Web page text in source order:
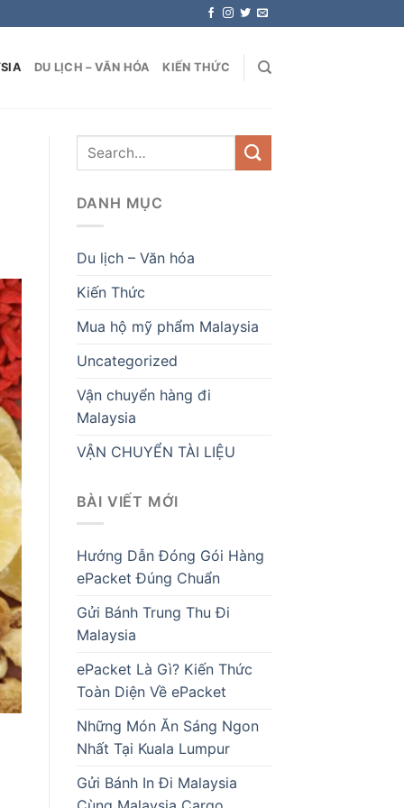
DU LỊCH – VĂN HÓA KIẾN THỨC
DANH MỤC
Du lịch – Văn hóa
Kiến Thức
Mua hộ mỹ phẩm Malaysia
Uncategorized
Vận chuyển hàng đi
Malaysia
VẬN CHUYỂN TÀI LIỆU
BÀI VIẾT MỚI
Hướng Dẫn Đóng Gói Hàng
ePacket Đúng Chuẩn
Gửi Bánh Trung Thu Đi
Malaysia
ePacket Là Gì? Kiến Thức
Toàn Diện Về ePacket
Những Món Ăn Sáng Ngon
Nhất Tại Kuala Lumpur
Gửi Bánh In Đi Malaysia